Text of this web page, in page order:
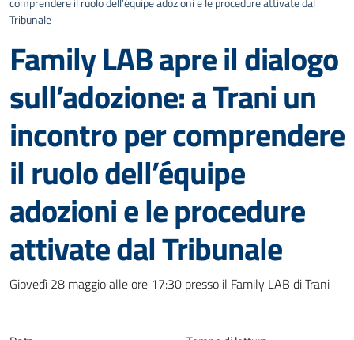
Tribunale
Family LAB apre il dialogo
sull’adozione: a Trani un
incontro per comprendere
il ruolo dell’équipe
adozioni e le procedure
attivate dal Tribunale
Dettagli della notizia
Giovedì 28 maggio alle ore 17:30 presso il Family LAB di Trani